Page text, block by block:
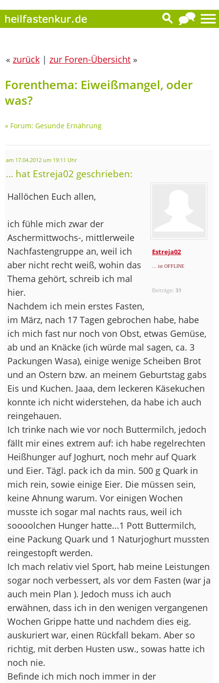
« zurück | zur Foren-Übersicht »
Forenthema: Eiweißmangel, oder
was?
» Forum: Gesunde Ernährung
am 17.04.2012 um 19:11 Uhr
... hat Estreja02 geschrieben:
Estreja02
... ist OFFLINE
Beiträge:31
Hallöchen Euch allen,
ich fühle mich zwar der
Aschermittwochs-, mittlerweile
Nachfastengruppe an, weil ich
aber nicht recht weiß, wohin das
Thema gehört, schreib ich mal
hier.
Nachdem ich mein erstes Fasten,
im März, nach 17 Tagen gebrochen habe, habe
ich mich fast nur noch von Obst, etwas Gemüse,
ab und an Knäcke (ich würde mal sagen, ca. 3
Packungen Wasa), einige wenige Scheiben Brot
und an Ostern bzw. an meinem Geburtstag gabs
Eis und Kuchen. Jaaa, dem leckeren Käsekuchen
konnte ich nicht widerstehen, da habe ich auch
reingehauen.
Ich trinke nach wie vor noch Buttermilch, jedoch
fällt mir eines extrem auf: ich habe regelrechten
Heißhunger auf Joghurt, noch mehr auf Quark
und Eier. Tägl. pack ich da min. 500 g Quark in
mich rein, sowie einige Eier. Die müssen sein,
keine Ahnung warum. Vor einigen Wochen
musste ich sogar mal nachts raus, weil ich
soooolchen Hunger hatte...1 Pott Buttermilch,
eine Packung Quark und 1 Naturjoghurt mussten
reingestopft werden.
Ich mach relativ viel Sport, hab meine Leistungen
sogar noch verbessert, als vor dem Fasten (war ja
auch mein Plan ). Jedoch muss ich auch
erwähnen, dass ich in den wenigen vergangenen
Wochen Grippe hatte und nachdem dies eig.
auskuriert war, einen Rückfall bekam. Aber so
richtig, mit derben Husten usw., sowas hatte ich
noch nie.
Befinde ich mich noch immer in der